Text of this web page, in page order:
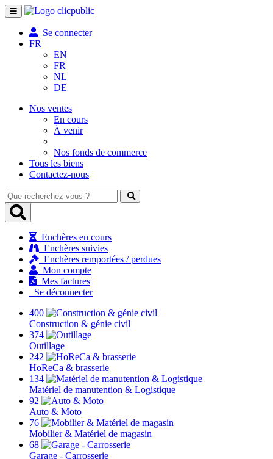
Toggle
navigation
Se connecter
FR
EN
FR
NL
DE
Nos ventes
En cours
À venir
Nos fonds de commerce
Tous les biens
Contactez-nous
Que
recherchez-
vous
Enchères en cours
Enchères suivies
Enchères remportées / perdues
Mon compte
Mes factures
Se déconnecter
400
Construction & génie civil
374
Outillage
242
HoReCa & brasserie
134
Matériel de manutention & Logistique
92
Auto & Moto
76
Mobilier & Matériel de magasin
68
Garage - Carrosserie